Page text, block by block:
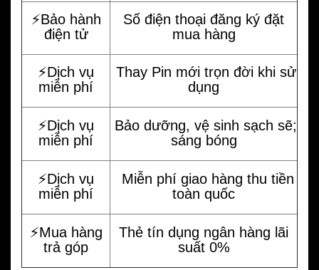
⚡️Bảo hành
điện tử
Số điện thoại đăng ký đặt
mua hàng
⚡️Dịch vụ
miễn phí
Thay Pin mới trọn đời khi sử
dụng
⚡️Dịch vụ
miễn phí
Bảo dưỡng, vệ sinh sạch sẽ;
sáng bóng
⚡️Dịch vụ
miễn phí
Miễn phí giao hàng thu tiền
toàn quốc
⚡️Mua hàng
trả góp
Thẻ tín dụng ngân hàng lãi
suất 0%